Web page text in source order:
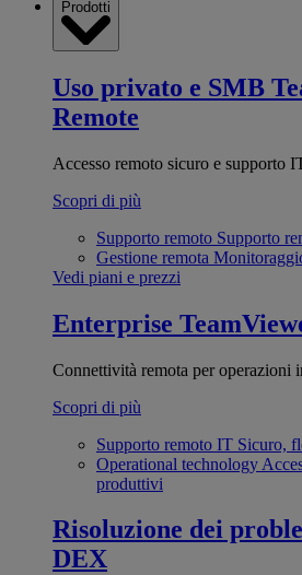
Prodotti
Uso privato e SMB
Remote
Accesso remoto sicuro e supporto
Scopri di più
Supporto remoto Supporto
Gestione remota
Vedi piani e prezzi
Enterprise
Connettività remota per operazioni
Scopri di più
Supporto remoto IT Sicuro,
Operational technology
produttivi
Risoluzione dei
DEX